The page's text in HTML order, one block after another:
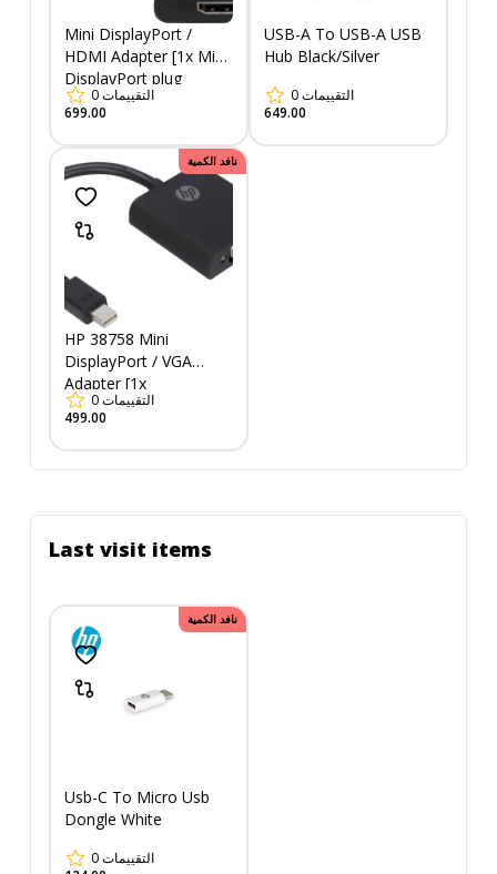
Mini DisplayPort /
HDMI Adapter [1x Mini
DisplayPort plug
0التقييمات
699.00
USB-A To USB-A USB
Hub Black/Silver
0التقييمات
649.00
نافد الكمية
HP 38758 Mini
DisplayPort / VGA
Adapter [1x
DisplayPort plug - 1x
VGA socket]
0التقييمات
499.00
Last visit items
نافد الكمية
Usb-C To Micro Usb
Dongle White
0التقييمات